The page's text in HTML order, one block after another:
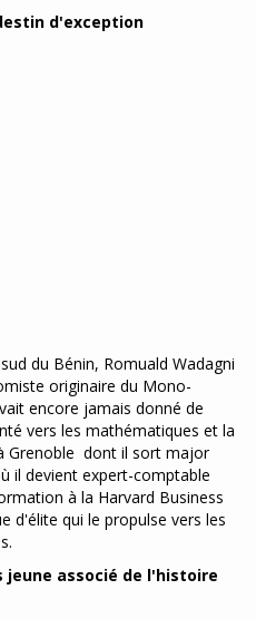
d'exception
du Bénin, Romuald Wadagni
originaire du Mono-
encore jamais donné de
vers les mathématiques et la
Grenoble dont il sort major
il devient expert-comptable
à la Harvard Business
d'élite qui le propulse vers les
jeune associé de l'histoire